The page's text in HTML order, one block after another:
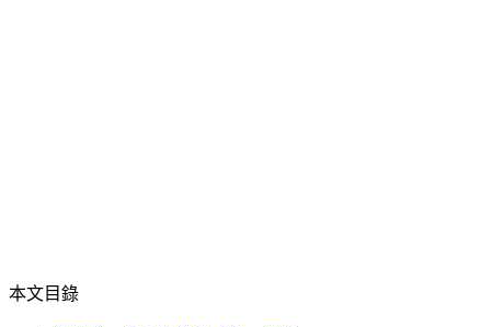
本文目錄